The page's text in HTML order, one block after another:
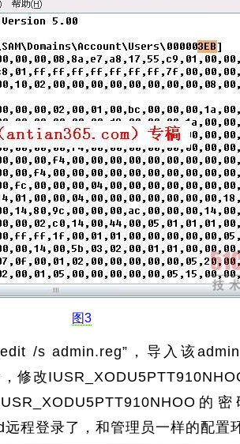
图3
/s admin.reg”，导入该
修改
的
程登录了，和管理员一样的配置